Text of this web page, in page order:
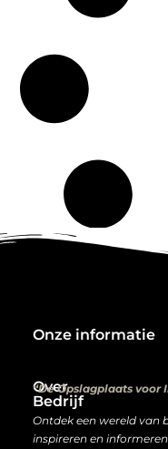
Over
Bedrijf
“De Opslagplaats voor
Ontdek een wereld van
inspireren en
Onze informatie